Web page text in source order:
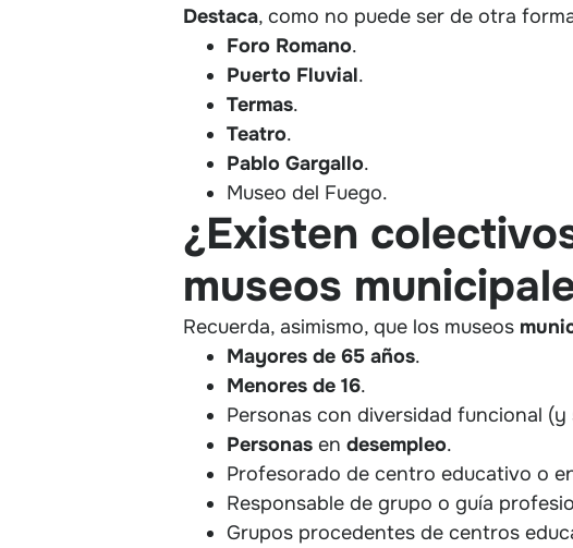
Destaca, como no puede ser de otra
Foro Romano.
Puerto Fluvial.
Termas.
Teatro.
Pablo Gargallo.
Museo del Fuego.
¿Existen
museos
Recuerda, asimismo, que los museos
Mayores de 65 años.
Menores de 16.
Personas con diversidad funcional (y
Personas en desempleo.
Profesorado de centro educativo o
Responsable de grupo o guía
Grupos procedentes de centros